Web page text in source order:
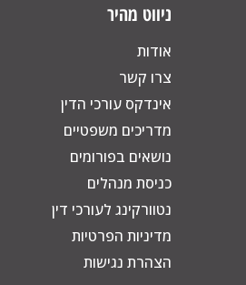
ניווט מהיר
אודות
צרו קשר
אינדקס עורכי הדין
מדריכים משפטיים
נושאים בפורומים
כניסת מנהלים
נטוורקינג לעורכי דין
מדיניות הפרטיות
הצהרת נגישות